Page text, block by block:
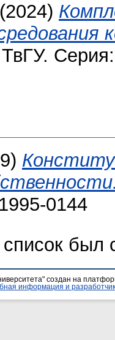
(2024)
ТвГУ.
0144
список был
создан на
информация и